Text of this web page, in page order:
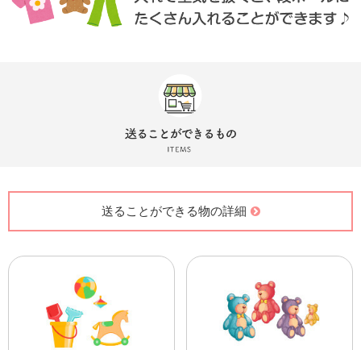
送ることができる物の詳細